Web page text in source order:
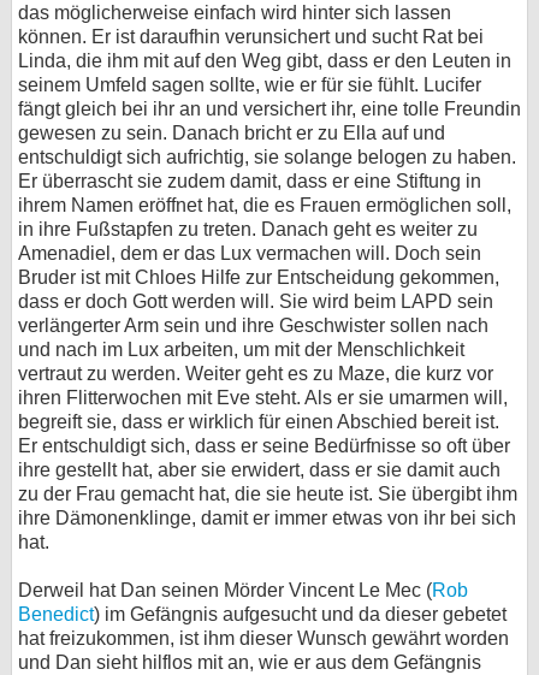
das möglicherweise einfach wird hinter sich lassen
können. Er ist daraufhin verunsichert und sucht Rat bei
Linda, die ihm mit auf den Weg gibt, dass er den Leuten in
seinem Umfeld sagen sollte, wie er für sie fühlt. Lucifer
fängt gleich bei ihr an und versichert ihr, eine tolle Freundin
gewesen zu sein. Danach bricht er zu Ella auf und
entschuldigt sich aufrichtig, sie solange belogen zu haben.
Er überrascht sie zudem damit, dass er eine Stiftung in
ihrem Namen eröffnet hat, die es Frauen ermöglichen soll,
in ihre Fußstapfen zu treten. Danach geht es weiter zu
Amenadiel, dem er das Lux vermachen will. Doch sein
Bruder ist mit Chloes Hilfe zur Entscheidung gekommen,
dass er doch Gott werden will. Sie wird beim LAPD sein
verlängerter Arm sein und ihre Geschwister sollen nach
und nach im Lux arbeiten, um mit der Menschlichkeit
vertraut zu werden. Weiter geht es zu Maze, die kurz vor
ihren Flitterwochen mit Eve steht. Als er sie umarmen will,
begreift sie, dass er wirklich für einen Abschied bereit ist.
Er entschuldigt sich, dass er seine Bedürfnisse so oft über
ihre gestellt hat, aber sie erwidert, dass er sie damit auch
zu der Frau gemacht hat, die sie heute ist. Sie übergibt ihm
ihre Dämonenklinge, damit er immer etwas von ihr bei sich
hat.
Derweil hat Dan seinen Mörder Vincent Le Mec (Rob
Benedict) im Gefängnis aufgesucht und da dieser gebetet
hat freizukommen, ist ihm dieser Wunsch gewährt worden
und Dan sieht hilflos mit an, wie er aus dem Gefängnis